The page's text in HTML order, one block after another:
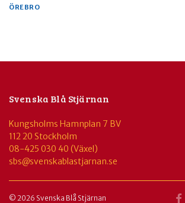
ÖREBRO
Svenska Blå Stjärnan
Kungsholms Hamnplan 7 BV
112 20 Stockholm
08-425 030 40 (Växel)
sbs@svenskablastjarnan.se
© 2026 Svenska Blå Stjärnan